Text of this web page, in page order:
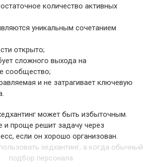
количество активных
уникальным сочетанием
открыто;
сложного выхода на
сообщество;
и не затрагивает ключевую
может быть избыточным.
и проще решит задачу через
если он хорошо организован.